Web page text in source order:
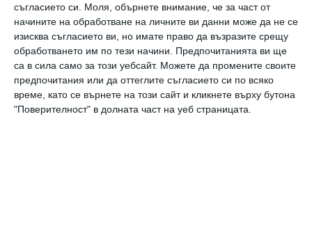
съгласието си.
Моля, обърнете внимание, че за част от
начините на обработване на личните ви данни може да не се
изисква съгласието ви, но имате право да възразите срещу
обработването им по тези начини. Предпочитанията ви ще
са в сила само за този уебсайт. Можете да промените своите
предпочитания или да оттеглите съгласието си по всяко
време, като се върнете на този сайт и кликнете върху бутона
"Поверителност" в долната част на уеб страницата.
Предлагаме ви няколко идеи, за които е много
вероятно вече да сте се досетили, а нищо
чудно и да ви изненадаме: Рори, Роро, Райче,
Рея.
Деси Тодорова